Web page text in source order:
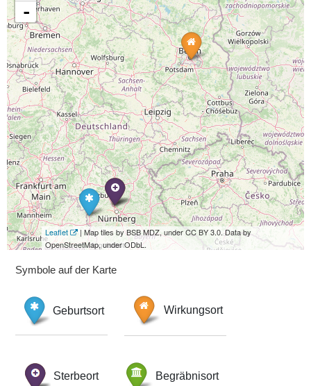
-
Leaflet
| Map tiles by BSB MDZ, under CC BY 3.0. Data by
OpenStreetMap, under ODbL.
Symbole auf der Karte
Geburtsort Wirkungsort
Sterbeort Begräbnisort